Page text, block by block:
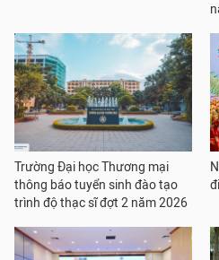
Trường Đại học Thương mại
thông báo tuyển sinh đào tạo
trình độ thạc sĩ đợt 2 năm 2026